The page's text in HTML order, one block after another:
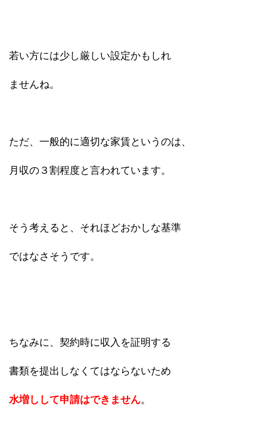
若い方には少し厳しい設定かもしれ
ませんね。
ただ、一般的に適切な家賃というのは、
月収の３割程度と言われています。
そう考えると、それほどおかしな基準
ではなさそうです。
ちなみに、契約時に収入を証明する
書類を提出しなくてはならないため
水増しして申請はできません。